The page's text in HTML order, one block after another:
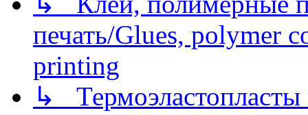
печать/Glues, polymer
printing
↳